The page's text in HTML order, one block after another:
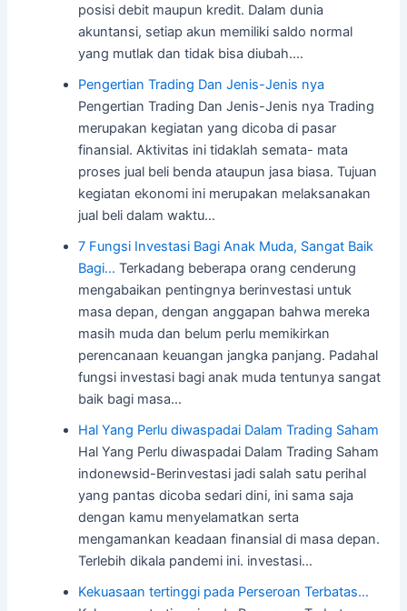
posisi debit maupun kredit. Dalam dunia
akuntansi, setiap akun memiliki saldo normal
yang mutlak dan tidak bisa diubah.…
Pengertian Trading Dan Jenis-Jenis nya
Pengertian Trading Dan Jenis-Jenis nya Trading
merupakan kegiatan yang dicoba di pasar
finansial. Aktivitas ini tidaklah semata- mata
proses jual beli benda ataupun jasa biasa. Tujuan
kegiatan ekonomi ini merupakan melaksanakan
jual beli dalam waktu…
7 Fungsi Investasi Bagi Anak Muda, Sangat Baik
Bagi… Terkadang beberapa orang cenderung
mengabaikan pentingnya berinvestasi untuk
masa depan, dengan anggapan bahwa mereka
masih muda dan belum perlu memikirkan
perencanaan keuangan jangka panjang. Padahal
fungsi investasi bagi anak muda tentunya sangat
baik bagi masa…
Hal Yang Perlu diwaspadai Dalam Trading Saham
Hal Yang Perlu diwaspadai Dalam Trading Saham
indonewsid-Berinvestasi jadi salah satu perihal
yang pantas dicoba sedari dini, ini sama saja
dengan kamu menyelamatkan serta
mengamankan keadaan finansial di masa depan.
Terlebih dikala pandemi ini. investasi…
Kekuasaan tertinggi pada Perseroan Terbatas…